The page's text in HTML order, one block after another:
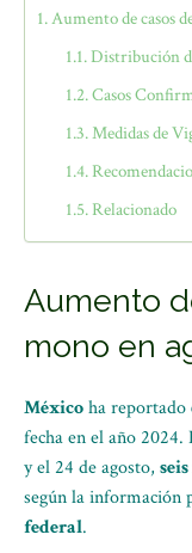
Aumento de casos
Distribución
Casos
Medidas de
Relacionado
Aumento
mono en
Méxicoha reportado
fecha en el año 2024.
y el 24 de agosto,
según la información
federal.